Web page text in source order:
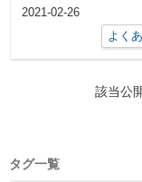
配…。滞納された場合は
2021-02-26
よく
該当公
タグ一覧